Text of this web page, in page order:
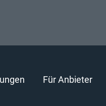
Für Anbieter